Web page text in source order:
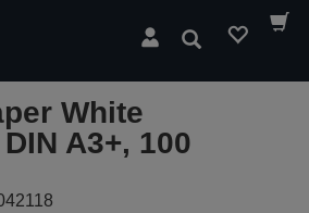
Søk
White
A3+, 100